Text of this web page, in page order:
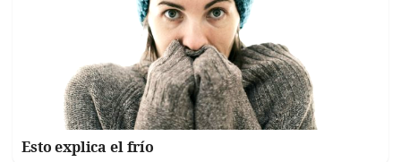
Esto explica el frío